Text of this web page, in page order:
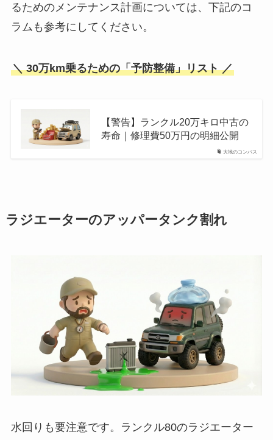
るためのメンテナンス計画については、下記のコ
ラムも参考にしてください。
＼ 30万km乗るための「予防整備」リスト ／
大地のコンパス
【警告】ランクル20万キロ中古の
寿命｜修理費50万円の明細公開
ラジエーターのアッパータンク割れ
水回りも要注意です。ランクル80のラジエーター